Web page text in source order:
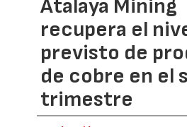
Atalaya Mining
recupera el
previsto de
de cobre en el
trimestre